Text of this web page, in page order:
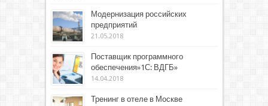
Модернизация российских
предприятий
21.05.2018
Поставщик программного
обеспечения»1С: ВДГБ»
14.04.2018
Тренинг в отеле в Москве